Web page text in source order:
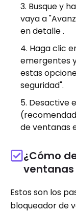
Busque y
vaya a
en detalle .
Haga clic
emergentes
estas
seguridad".
Desactive
de ventanas
¿Cómo
ventanas
Estos son los
bloqueador de